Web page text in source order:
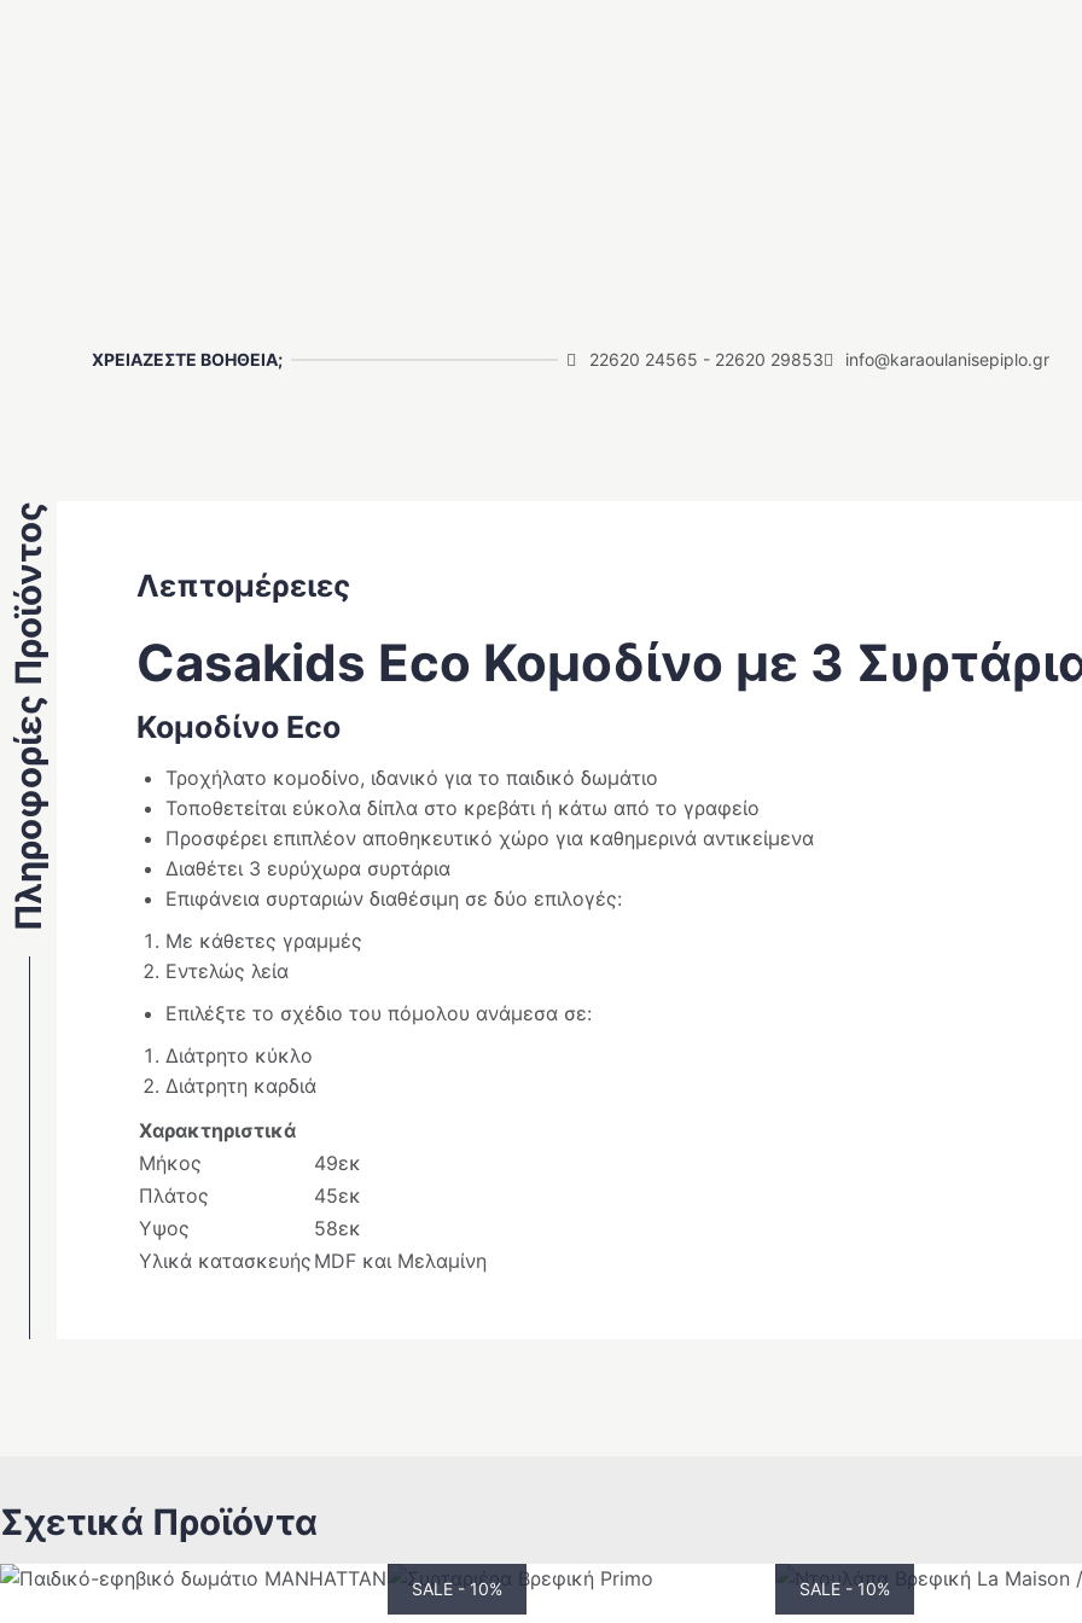
ΧΡΕΙΑΖΕΣΤΕ ΒΟΗΘΕΙΑ; 22620 24565 - 22620 29853 info@karaoulanisepiplo.gr
Πληροφορίες Προϊόντος Λεπτομέρειες
Casakids Eco Κομοδίνο με 3
Κομοδίνο Eco
Τροχήλατο κομοδίνο, ιδανικό για το παιδικό δωμάτιο
Τοποθετείται εύκολα δίπλα στο κρεβάτι ή κάτω από το γραφείο
Προσφέρει επιπλέον αποθηκευτικό χώρο για καθημερινά αντικείμενα
Διαθέτει 3 ευρύχωρα συρτάρια
Επιφάνεια συρταριών διαθέσιμη σε δύο επιλογές:
Με κάθετες γραμμές
Εντελώς λεία
Επιλέξτε το σχέδιο του πόμολου ανάμεσα σε:
Διάτρητο κύκλο
Διάτρητη καρδιά
Χαρακτηριστικά
Μήκος
49εκ
Πλάτος
45εκ
Υψος
58εκ
Υλικά κατασκευής MDF και Μελαμίνη
Σχετικά Προϊόντα
SALE - 10% SALE - 10%